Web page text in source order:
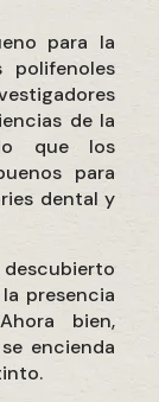
para la
polifenoles
de la
que los
para
dental y
presencia
bien,
encienda